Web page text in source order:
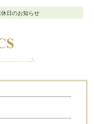
休日のお知らせ